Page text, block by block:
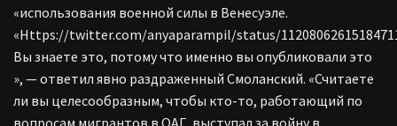
«использования военной силы в Венесуэле.
«Https://twitter.com/anyaparampil/status/
Вы знаете это, потому что именно вы опубликовали это
», — ответил явно раздраженный Смоланский. «Считаете
ли вы целесообразным, чтобы кто-то, работающий по
вопросам мигрантов в ОАГ, выступал за войну в